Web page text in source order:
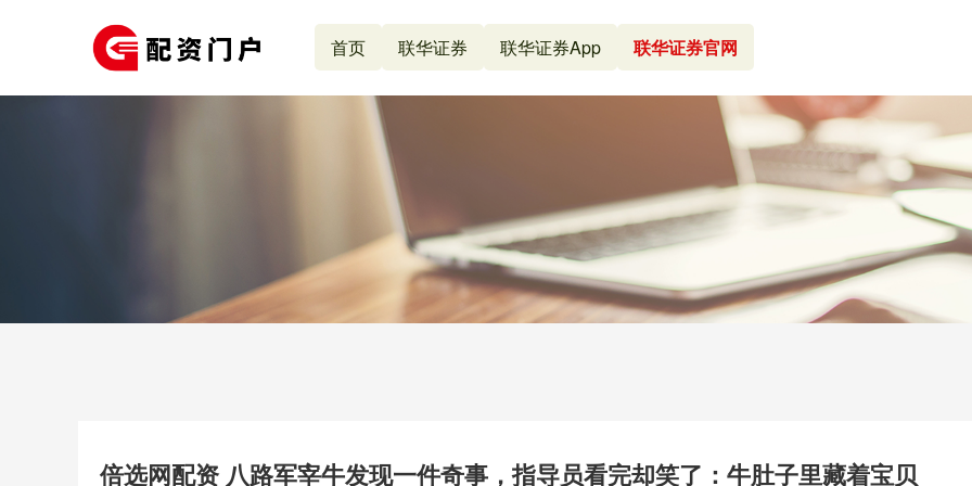
首页 联华证券 联华证券App 联华证券官网
倍选网配资 八路军宰牛发现一件奇事，指导员看完却笑了：牛肚子里藏着宝贝